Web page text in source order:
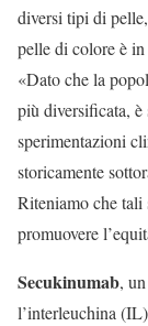
diversi tipi di
pelle di colore è
«Dato che la
più diversificata,
sperimentazioni
storicamente
Riteniamo che tali
promuovere
Secukinumab,
l’interleuchina